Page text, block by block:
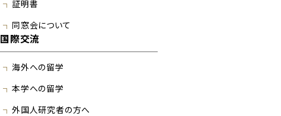
証明書
同窓会について
国際交流
海外への留学
本学への留学
外国人研究者の方へ